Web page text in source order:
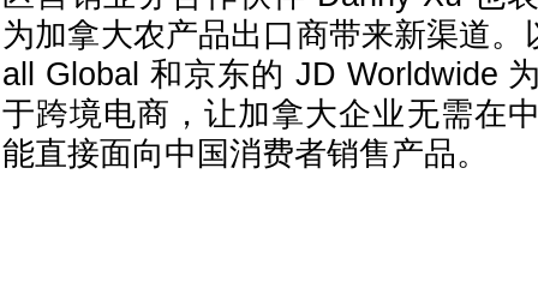
为加拿大农产品出口商带来新渠道
all Global 和京东的 JD Worldwide
于跨境电商，让加拿大企业无需在
能直接面向中国消费者销售产品。